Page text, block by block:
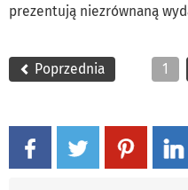
prezentują niezrównaną
Poprzednia 1